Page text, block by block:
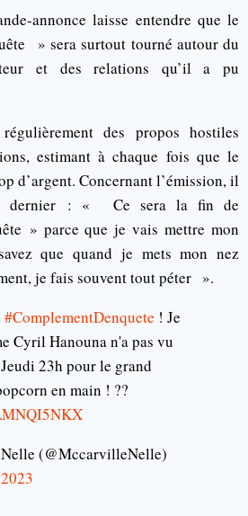
annonce laisse entendre que le
» sera surtout tourné autour du
et des relations qu’il a pu
des propos hostiles
estimant à chaque fois que le
d’argent. Concernant l’émission, il
dernier : « Ce sera la fin de
» parce que je vais mettre mon
que quand je mets mon nez
je fais souvent tout péter ».
#ComplementDenquete ! Je
Cyril Hanouna n'a pas vu
23h pour le grand
en main ! ??
(@MccarvilleNelle)